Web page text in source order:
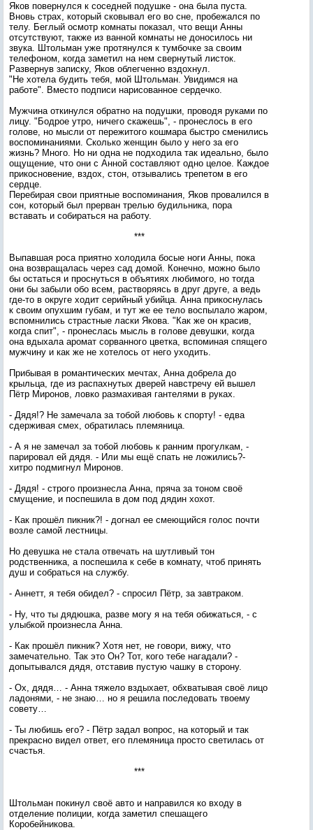
Яков повернулся к соседней подушке - она была пуста.
Вновь страх, который сковывал его во сне, пробежался по
телу. Беглый осмотр комнаты показал, что вещи Анны
отсутствуют, также из ванной комнаты не доносилось ни
звука. Штольман уже протянулся к тумбочке за своим
телефоном, когда заметил на нем свернутый листок.
Развернув записку, Яков облегченно вздохнул.
"Не хотела будить тебя, мой Штольман. Увидимся на
работе". Вместо подписи нарисованное сердечко.
Мужчина откинулся обратно на подушки, проводя руками по
лицу. "Бодрое утро, ничего скажешь", - пронеслось в его
голове, но мысли от пережитого кошмара быстро сменились
воспоминаниями. Сколько женщин было у него за его
жизнь? Много. Но ни одна не подходила так идеально, было
ощущение, что они с Анной составляют одно целое. Каждое
прикосновение, вздох, стон, отзывались трепетом в его
сердце.
Перебирая свои приятные воспоминания, Яков провалился в
сон, который был прерван трелью будильника, пора
вставать и собираться на работу.
***
Выпавшая роса приятно холодила босые ноги Анны, пока
она возвращалась через сад домой. Конечно, можно было
бы остаться и проснуться в объятиях любимого, но тогда
они бы забыли обо всем, растворяясь в друг друге, а ведь
где-то в округе ходит серийный убийца. Анна прикоснулась
к своим опухшим губам, и тут же ее тело воспылало жаром,
вспомнились страстные ласки Якова. "Как же он красив,
когда спит", - пронеслась мысль в голове девушки, когда
она вдыхала аромат сорванного цветка, вспоминая спящего
мужчину и как же не хотелось от него уходить.
Прибывая в романтических мечтах, Анна добрела до
крыльца, где из распахнутых дверей навстречу ей вышел
Пётр Миронов, ловко размахивая гантелями в руках.
- Дядя!? Не замечала за тобой любовь к спорту! - едва
сдерживая смех, обратилась племяница.
- А я не замечал за тобой любовь к ранним прогулкам, -
парировал ей дядя. - Или мы ещё спать не ложились?-
хитро подмигнул Миронов.
- Дядя! - строго произнесла Анна, пряча за тоном своё
смущение, и поспешила в дом под дядин хохот.
- Как прошёл пикник?! - догнал ее смеющийся голос почти
возле самой лестницы.
Но девушка не стала отвечать на шутливый тон
родственника, а поспешила к себе в комнату, чтоб принять
душ и собраться на службу.
- Аннетт, я тебя обидел? - спросил Пётр, за завтраком.
- Ну, что ты дядюшка, разве могу я на тебя обижаться, - с
улыбкой произнесла Анна.
- Как прошёл пикник? Хотя нет, не говори, вижу, что
замечательно. Так это Он? Тот, кого тебе нагадали? -
допытывался дядя, отставив пустую чашку в сторону.
- Ох, дядя… - Анна тяжело вздыхает, обхватывая своё лицо
ладонями, - не знаю… но я решила последовать твоему
совету…
- Ты любишь его? - Пётр задал вопрос, на который и так
прекрасно видел ответ, его племяница просто светилась от
счастья.
***
Штольман покинул своё авто и направился ко входу в
отделение полиции, когда заметил спешащего
Коробейникова.